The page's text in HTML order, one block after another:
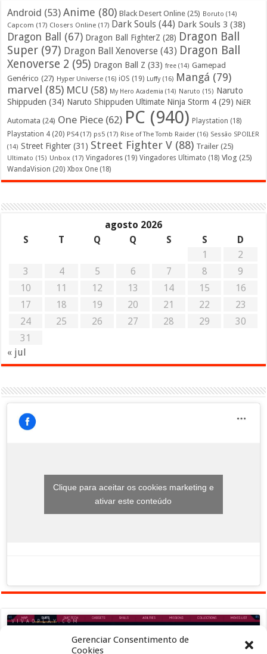
Gerenciar Consentimento de
Cookies
Android (53) Anime (80) Black Desert Online (25) Boruto (14)
Capcom (17) Closers Online (17) Dark Souls (44) Dark Souls 3 (38)
Dragon Ball (67) Dragon Ball FighterZ (28) Dragon Ball
Super (97) Dragon Ball Xenoverse (43) Dragon Ball
Xenoverse 2 (95) Dragon Ball Z (33) free (14) Gamepad
Genérico (27) Hyper Universe (16) iOS (19) Luffy(16) Mangá (79)
marvel (85) MCU (58) My Hero Academia (14) Naruto (15) Naruto
Shippuden (34) Naruto Shippuden Ultimate Ninja Storm 4 (29) NiER
Automata (24) One Piece (62) PC (940) Playstation (18)
Playstation 4 (20) PS4(17) ps5 (17) Rise of The Tomb Raider (16) Sessão SPOILER
(14) Street Fighter (31) Street Fighter V (88) Trailer (25)
Ultimato (15) Unbox (17) Vingadores (19) Vingadores Ultimato (18) Vlog (25)
WandaVision (20) Xbox One (18)
agosto 2026
S
T Q Q S S
D
1
2
3
4 5 6 7 8
9
10
11 12 13 14 15
16
17
18 19 20 21 22
23
24
25 26 27 28 29
30
31
« jul
Clique para aceitar os cookies marketing e
ativar este conteúdo